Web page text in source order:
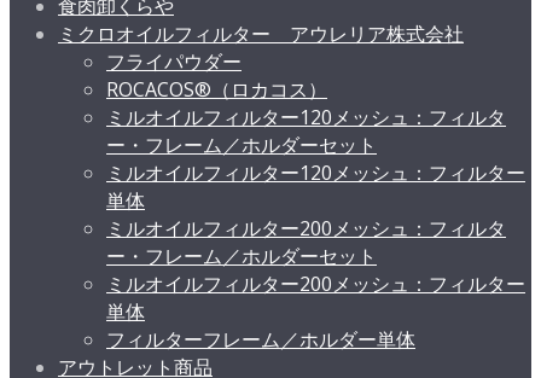
食肉卸くらや
ミクロオイルフィルター アウレリア株式会社
フライパウダー
ROCACOS®（ロカコス）
ミルオイルフィルター120メッシュ：フィルタ
ー・フレーム／ホルダーセット
ミルオイルフィルター120メッシュ：フィルター
単体
ミルオイルフィルター200メッシュ：フィルタ
ー・フレーム／ホルダーセット
ミルオイルフィルター200メッシュ：フィルター
単体
フィルターフレーム／ホルダー単体
アウトレット商品